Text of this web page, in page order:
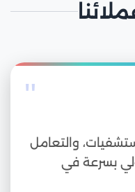
"
والتعامل
بسرعة في